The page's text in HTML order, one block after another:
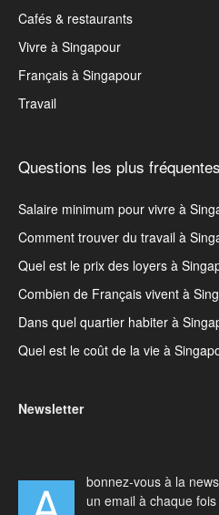
Cafés & restaurants
Vivre à Singapour
Français à Singapour
Travail
Questions les plus fréquentes
Salaire minimum pour vivre à
Comment trouver du travail à
Quel est le prix des loyers à
Combien de Français vivent à
Dans quel quartier habiter à
Quel est le coût de la vie à
Newsletter
bonnez-vous à la
un email à chaque